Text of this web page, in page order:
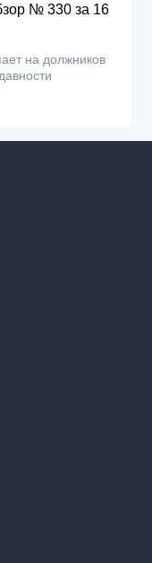
№ 330 за 16
на должников